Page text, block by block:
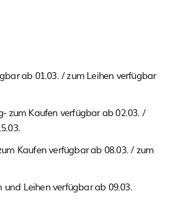
ab 01.03. / zum Leihen verfügbar
zum Kaufen verfügbar ab 02.03. /
Kaufen verfügbar ab 08.03. / zum
Leihen verfügbar ab 09.03.